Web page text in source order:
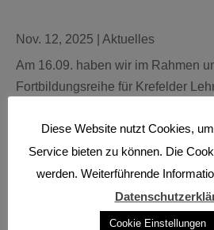
Nov. 12, 2025
Aktuelles
Am 16.09. haben wir im Rahmen
Fortbildungsreihe für Krefelder
einem Input zum Thema der
Podcasting im Bildungskontext
haben dabei das...
Diese Website nutzt Cookies,
Service bieten zu können. Die
werden. Weiterführende
Cookie Einstellungen